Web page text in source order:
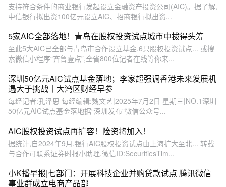
支持符合条件的商业银行发起设立金融资产投资公司(AIC)。据了解,
中信银行拟出资100亿元设立AIC、招商银行拟出资...
5家AIC全部落地！青岛在股权投资试点城市中拔得头筹
至此5大AIC已全部与青岛市合作设立基金,6只股权投资试点... 或搜
索微信小程序“齐鲁壹点”,全省800位记者在线等你来...
深圳50亿元AIC试点基金落地；李家超强调香港未来发展机
遇大于挑战丨大湾区财经早参
每经记者:孔泽思 每经编辑:魏文艺|2025年7月2日 星期三|NO.1深圳
50亿元AIC试点基金落地据“深圳发布”微信公众号...
AIC股权投资试点再扩容！险资将加入！
据统计,自2024年9月,银行AIC股权投资试点由上海扩大至北... 转载
与合作可联系证券时报小助理,微信ID:SecuritiesTim...
小K播早报|七部门：开展科技企业并购贷款试点 腾讯微信
事业群成立电商产品部